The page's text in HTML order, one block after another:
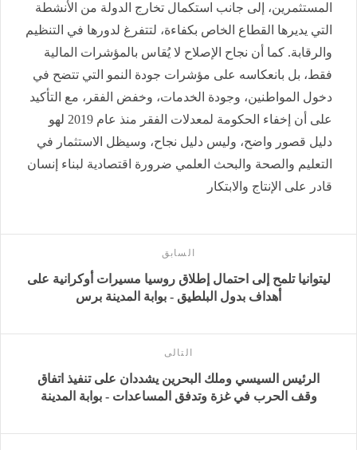
المستثمرين، إلى جانب استكمال تخارج الدولة من الأنشطة
التي يديرها القطاع الخاص بكفاءة، لتتفرغ لدورها في التنظيم
والرقابة. كما أن نجاح الإصلاح لا يُقاس بالمؤشرات المالية
فقط، بل بانعكاسه على مؤشرات جودة النمو التي تتضح في
دخول المواطنين، وجودة الخدمات، وخفض الفقر، مع التأكيد
على أن إخفاء الحكومة لمعدلات الفقر منذ عام 2019 لهو
دليل قصور واضح، وليس دليل نجاح، وسيظل الاستثمار في
التعليم والصحة والبحث العلمي ضرورة اقتصادية لبناء إنسان
قادر على الإنتاج والابتكار
السابق
ليتوانيا تلمح إلى احتمال إطلاق روسيا مسيرات أوكرانية على
أهداف بدول البلطيق - بوابة المدينة برس
التالى
الرئيس السيسي وملك البحرين يشددان على تنفيذ اتفاق
وقف الحرب في غزة وتدفق المساعدات - بوابة المدينة